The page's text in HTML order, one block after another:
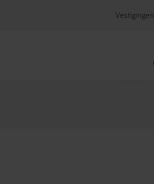
Vestigingen